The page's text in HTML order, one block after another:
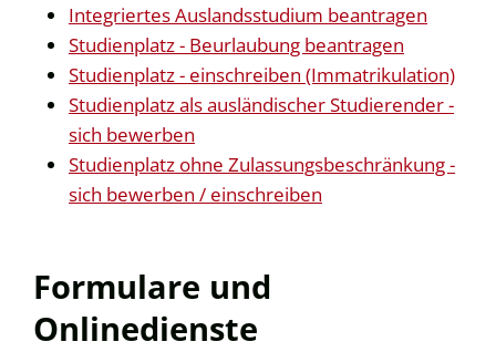
Integriertes Auslandsstudium beantragen
Studienplatz - Beurlaubung beantragen
Studienplatz - einschreiben (Immatrikulation)
Studienplatz als ausländischer Studierender -
sich bewerben
Studienplatz ohne Zulassungsbeschränkung -
sich bewerben / einschreiben
Formulare und
Onlinedienste